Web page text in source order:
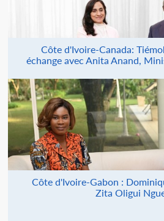
Côte d'Ivoire-Canada:
échange avec Anita Anand,
Côte d'Ivoire-Gabon :
Zita Oligui